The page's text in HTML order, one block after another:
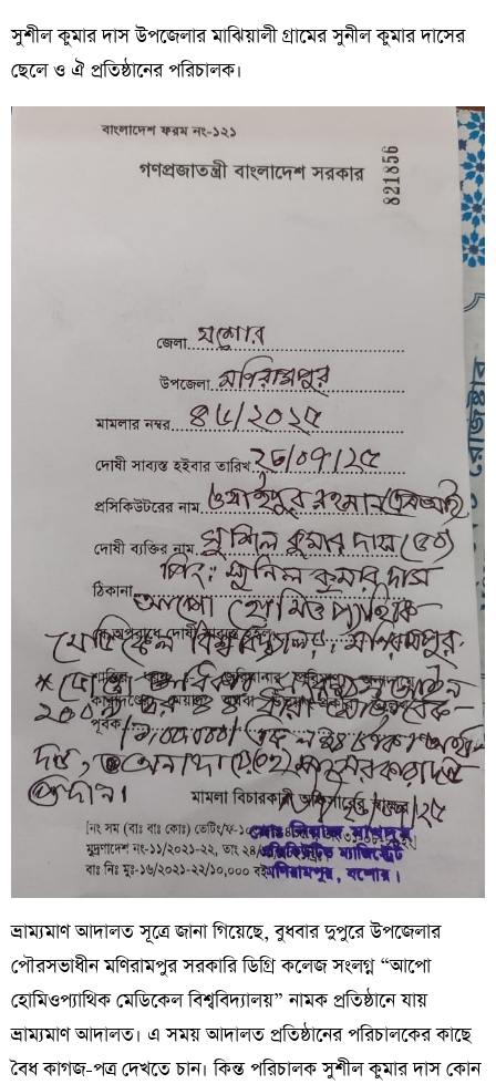
সুশীল কুমার দাস উপজেলার মাঝিয়ালী গ্রামের সুনীল কুমার দাসের
ছেলে ও ঐ প্রতিষ্ঠানের পরিচালক।
ভ্রাম্যমাণ আদালত সূত্রে জানা গিয়েছে, বুধবার দুপুরে উপজেলার
পৌরসভাধীন মণিরামপুর সরকারি ডিগ্রি কলেজ সংলগ্ন“আপো
হোমিওপ্যাথিক মেডিকেল বিশ্ববিদ্যালয়”নামক প্রতিষ্ঠানে যায়
ভ্রাম্যমাণ আদালত। এ সময় আদালত প্রতিষ্ঠানের পরিচালকের কাছে
বৈধ কাগজ-পত্র দেখতে চান। কিন্ত পরিচালক সুশীল কুমার দাস কোন